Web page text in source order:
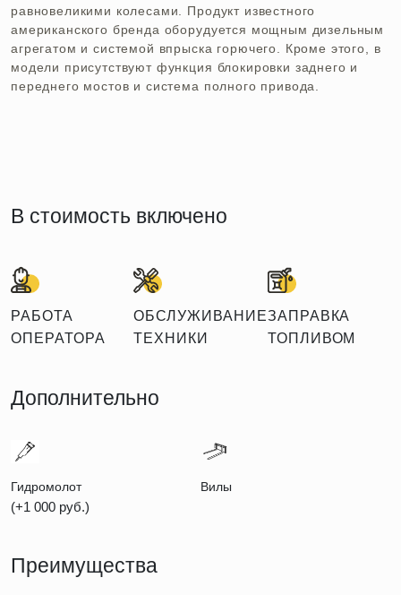
равновеликими колесами. Продукт известного
американского бренда оборудуется мощным дизельным
агрегатом и системой впрыска горючего. Кроме этого, в
модели присутствуют функция блокировки заднего и
переднего мостов и система полного привода.
В стоимость включено
РАБОТА
ОПЕРАТОРА
ОБСЛУЖИВАНИЕ
ТЕХНИКИ
ЗАПРАВКА
ТОПЛИВОМ
Дополнительно
Гидромолот
(+1 000 руб.)
Вилы
Преимущества